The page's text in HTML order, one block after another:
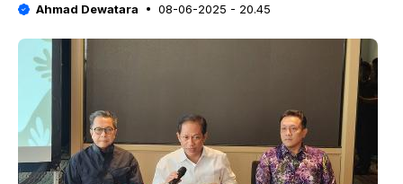
Ahmad Dewatara 08-06-2025 - 20.45